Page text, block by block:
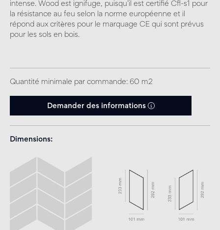
intense. Wood est ignifuge, puisqu’il est certifié Cfl-s1 pour
la résistance au feu selon la norme européenne et il
répond aux critères pour le marquage CE qui sont prévus
pour les sols en bois.
Quantité minimale par commande: 60 m2
Demander des informations
Dimensions